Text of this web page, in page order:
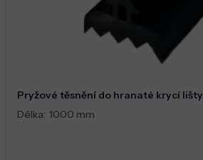
Pryžové těsnění do hranaté krycí lišty
Délka: 1000 mm